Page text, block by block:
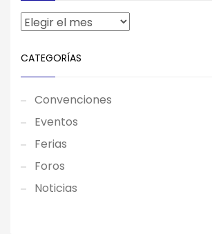
CATEGORÍAS
Convenciones
Eventos
Ferias
Foros
Noticias